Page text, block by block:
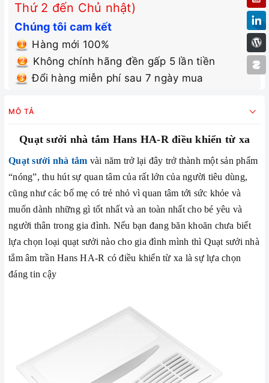
Thứ 2 đến Chủ nhật)
Chúng tôi cam kết
Hàng mới 100%
Không chính hãng đền gấp 5 lần tiền
Đổi hàng miễn phí sau 7 ngày mua
MÔ TẢ
Quạt sưởi nhà tắm Hans HA-R điều khiển từ xa
Quạt sưởi nhà tắm vài năm trở lại đây trở thành một sản phẩm
“nóng”, thu hút sự quan tâm của rất lớn của người tiêu dùng,
cũng như các bố mẹ có trẻ nhỏ vì quan tâm tới sức khỏe và
muốn dành những gì tốt nhất và an toàn nhất cho bé yêu và
người thân trong gia đình. Nếu bạn đang băn khoăn chưa biết
lựa chọn loại quạt sưởi nào cho gia đình mình thì Quạt sưởi nhà
tắm âm trần Hans HA-R có điều khiển từ xa là sự lựa chọn
đáng tin cậy